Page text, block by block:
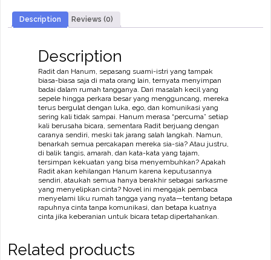
dan Obrolan
yang
Menghidupkan
Description Reviews (0)
Description
Radit dan Hanum, sepasang suami-istri yang tampak
biasa-biasa saja di mata orang lain, ternyata menyimpan
badai dalam rumah tangganya. Dari masalah kecil yang
sepele hingga perkara besar yang mengguncang, mereka
terus bergulat dengan luka, ego, dan komunikasi yang
sering kali tidak sampai. Hanum merasa “percuma” setiap
kali berusaha bicara, sementara Radit berjuang dengan
caranya sendiri, meski tak jarang salah langkah. Namun,
benarkah semua percakapan mereka sia-sia? Atau justru,
di balik tangis, amarah, dan kata-kata yang tajam,
tersimpan kekuatan yang bisa menyembuhkan? Apakah
Radit akan kehilangan Hanum karena keputusannya
sendiri, ataukah semua hanya berakhir sebagai sarkasme
yang menyelipkan cinta? Novel ini mengajak pembaca
menyelami liku rumah tangga yang nyata—tentang betapa
rapuhnya cinta tanpa komunikasi, dan betapa kuatnya
cinta jika keberanian untuk bicara tetap dipertahankan.
Related products